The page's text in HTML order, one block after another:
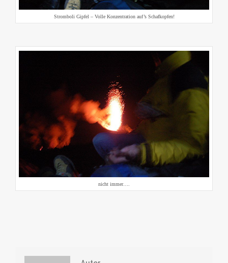
Stromboli Gipfel – Volle Konzentration auf’s Schafkopfen!
nicht immer….